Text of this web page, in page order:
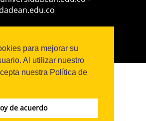
para mejorar su
Al utilizar nuestro
nuestra Política de
de acuerdo